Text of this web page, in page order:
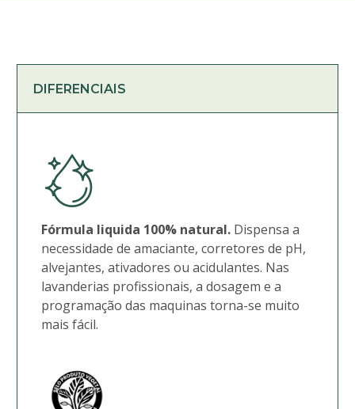
DIFERENCIAIS
Fórmula liquida 100% natural. Dispensa a
necessidade de amaciante, corretores de pH,
alvejantes, ativadores ou acidulantes. Nas
lavanderias profissionais, a dosagem e a
programação das maquinas torna-se muito
mais fácil.